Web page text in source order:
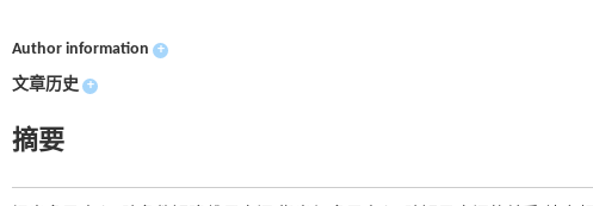
Author information +
文章历史 +
摘要